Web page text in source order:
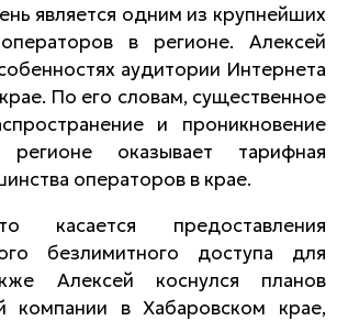
является одним из крупнейших
в регионе. Алексей
аудитории Интернета
По его словам, существенное
и проникновение
оказывает тарифная
операторов в крае.
касается предоставления
безлимитного доступа для
Алексей коснулся планов
компании в Хабаровском крае,